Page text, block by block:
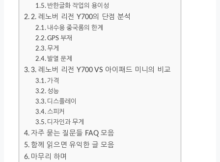
반한글화 작업의 용이성
2. 레노버 리전 Y700의 단점 분석
내수용 중국롬의 한계
GPS 부재
무게
발열 문제
3. 레노버 리전 Y700 VS 아이패드 미니의 비교
가격
성능
디스플레이
스피커
디자인과 무게
자주 묻는 질문들 FAQ 모음
함께 읽으면 유익한 글 모음
마무리 하며